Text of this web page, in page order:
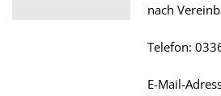
nach
Telefon:
E-Mail-